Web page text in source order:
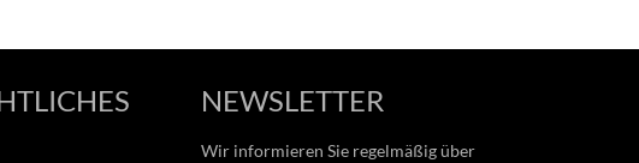
NEWSLETTER
Wir informieren Sie regelmäßig über